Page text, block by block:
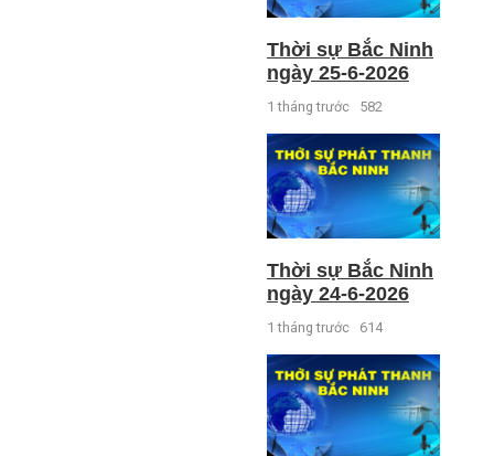
Thời sự Bắc Ninh
ngày 25-6-2026
1 tháng trước 582
Thời sự Bắc Ninh
ngày 24-6-2026
1 tháng trước 614